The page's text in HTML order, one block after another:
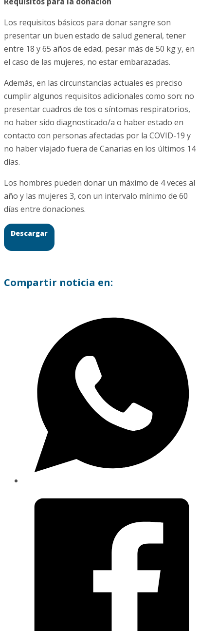
Los requisitos básicos para donar sangre son
presentar un buen estado de salud general, tener
entre 18 y 65 años de edad, pesar más de 50 kg y, en
el caso de las mujeres, no estar embarazadas.
Además, en las circunstancias actuales es preciso
cumplir algunos requisitos adicionales como son: no
presentar cuadros de tos o síntomas respiratorios,
no haber sido diagnosticado/a o haber estado en
contacto con personas afectadas por la COVID-19 y
no haber viajado fuera de Canarias en los últimos 14
días.
Los hombres pueden donar un máximo de 4 veces al
año y las mujeres 3, con un intervalo mínimo de 60
días entre donaciones.
Descargar
Compartir noticia en: